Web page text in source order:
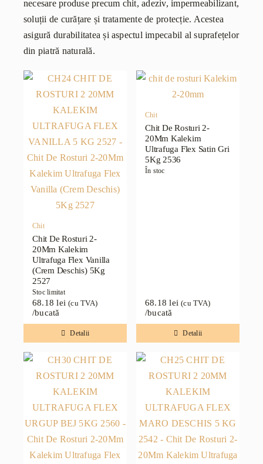
necesare produse precum chit, adeziv, impermeabilizant,
soluții de curățare și tratamente de protecție. Acestea
asigură durabilitatea și aspectul impecabil al suprafețelor
din piatră naturală.
Chit
Chit De Rosturi 2-
20Mm Kalekim
Ultrafuga Flex Vanilla
(Crem Deschis) 5Kg
2527
Stoc limitat
68.18lei (cu TVA)
/bucată
Detalii
Chit
Chit De Rosturi 2-
20Mm Kalekim
Ultrafuga Flex Satin Gri
5Kg 2536
În stoc
68.18lei (cu TVA)
/bucată
Detalii